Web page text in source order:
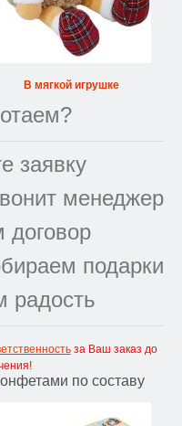
В мягкой игрушке
заявку
менеджер
подарки
радость
за Ваш заказ до
по составу